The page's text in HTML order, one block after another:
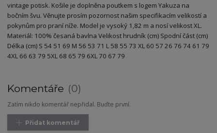
vintage potisk. Košile je doplněna poutkem s logem Yakuza na
bočním švu. Věnujte prosím pozornost našim specifikacím velikostí a
pokynům pro praní níže. Model je vysoký 1,82 m a nosí velikost XL.
Materiál: 100% česaná bavlna Velikost hrudník (cm) Spodní část (cm)
Délka (cm) S 54 51 69 M 56 53 71 L 58 55 73 XL 60 57 26 76 74 61 79
4XL 66 63 79 5XL 68 65 79 6XL 70 67 79
Komentáře 0
Zatím nikdo komentář nepřidal. Buďte první.
Přidat komentář